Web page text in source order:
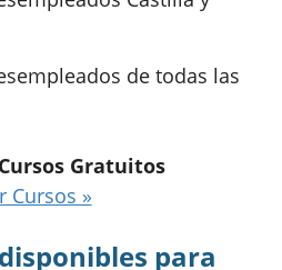
de todas las
Gratuitos
Cursos »
para